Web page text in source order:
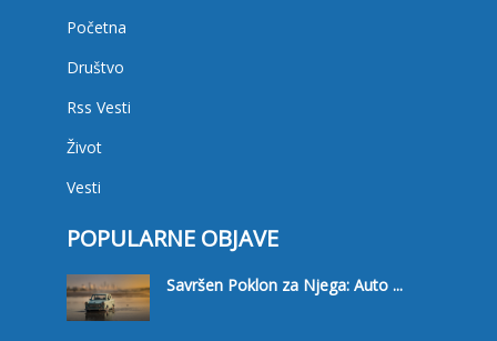
Početna
Društvo
Rss Vesti
Život
Vesti
POPULARNE OBJAVE
Savršen Poklon za Njega: Auto ...